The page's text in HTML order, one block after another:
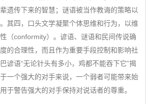
遗传下来的智慧；谜语被当作教诲的策略以
其四，口头文学凝聚个体思维和行为，以维
（conformity）。谚语、谜语和民间传说确
的合理性，而且作为重要手段控制和影响社
谚语“无论针头有多小，鸡都不能吞下它”揭
一个强大的对手来说，一个弱者可能带来始
于警告强大的对手保持对说话者的尊重。